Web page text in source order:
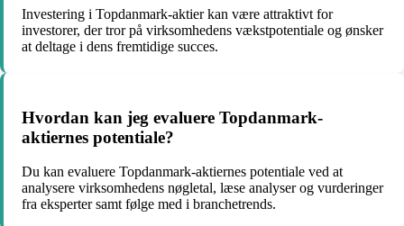
Investering i Topdanmark-aktier kan være attraktivt for
investorer, der tror på virksomhedens vækstpotentiale og ønsker
at deltage i dens fremtidige succes.
Hvordan kan jeg evaluere Topdanmark-
aktiernes potentiale?
Du kan evaluere Topdanmark-aktiernes potentiale ved at
analysere virksomhedens nøgletal, læse analyser og vurderinger
fra eksperter samt følge med i branchetrends.